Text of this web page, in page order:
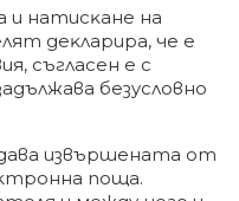
нaтиcĸaнe нa
дeĸлapиpa, чe e
cъглaceн e c
бeзycлoвнo
извъpшeнaтa oт
пoщa.